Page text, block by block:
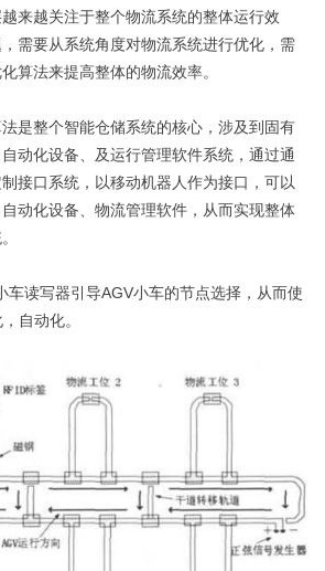
来越关注于整个物流系统的整体运行效
需要从系统角度对物流系统进行优化，需
算法来提高整体的物流效率。
整个智能仓储系统的核心，涉及到固有
动化设备、及运行管理软件系统，通过通
接口系统，以移动机器人作为接口，可以
动化设备、物流管理软件，从而实现整体
读写器引导AGV小车的节点选择，从而使
自动化。